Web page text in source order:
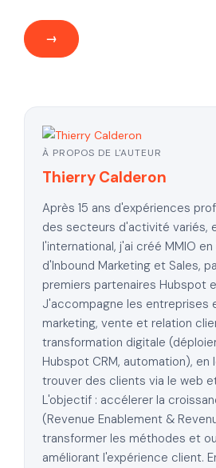
À PROPOS DE L'AUTEUR
Thierry Calderon
Après 15 ans d'expériences
des secteurs d'activité variés,
l'international, j'ai créé MMIO
d'Inbound Marketing et Sales,
premiers partenaires Hubspot
J'accompagne les entreprises
marketing, vente et relation
transformation digitale
Hubspot CRM, automation), en
trouver des clients via le web
L'objectif : accélerer la
(Revenue Enablement &
transformer les méthodes et
améliorant l'expérience client.